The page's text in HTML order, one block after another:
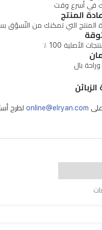
مثل البطاريات غير مشمولة
في أسرع وقت
المنتج
المنتج التي تمكنك من التّسوّق
الأصلية 100 ٪
بال
online@elryan.com لطرح